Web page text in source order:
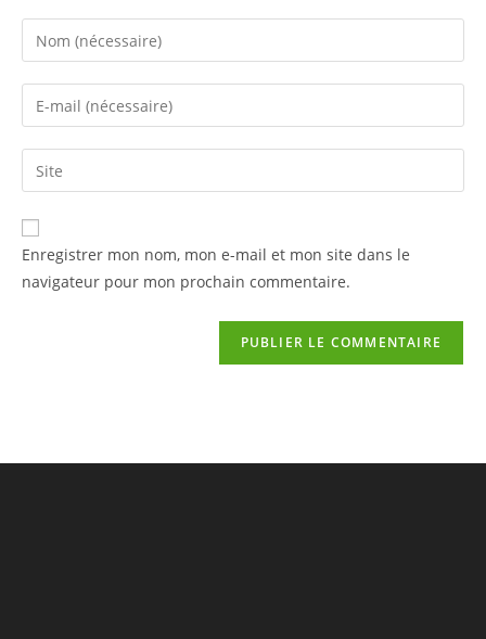
Enregistrer mon nom, mon e-mail et mon site dans le
navigateur pour mon prochain commentaire.